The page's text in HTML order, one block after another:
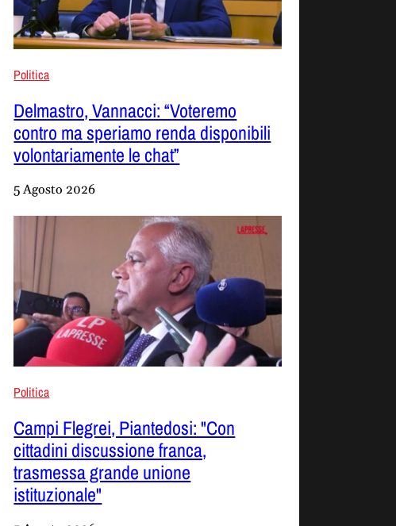
Politica
Delmastro, Vannacci: “Voteremo
contro ma speriamo renda disponibili
volontariamente le chat”
5 Agosto 2026
Politica
Campi Flegrei, Piantedosi: "Con
cittadini discussione franca,
trasmessa grande unione
istituzionale"